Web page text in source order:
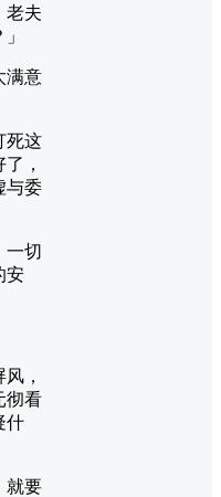
老夫
满意
死这
，
与委
一切
安
，
彻看
什
就要